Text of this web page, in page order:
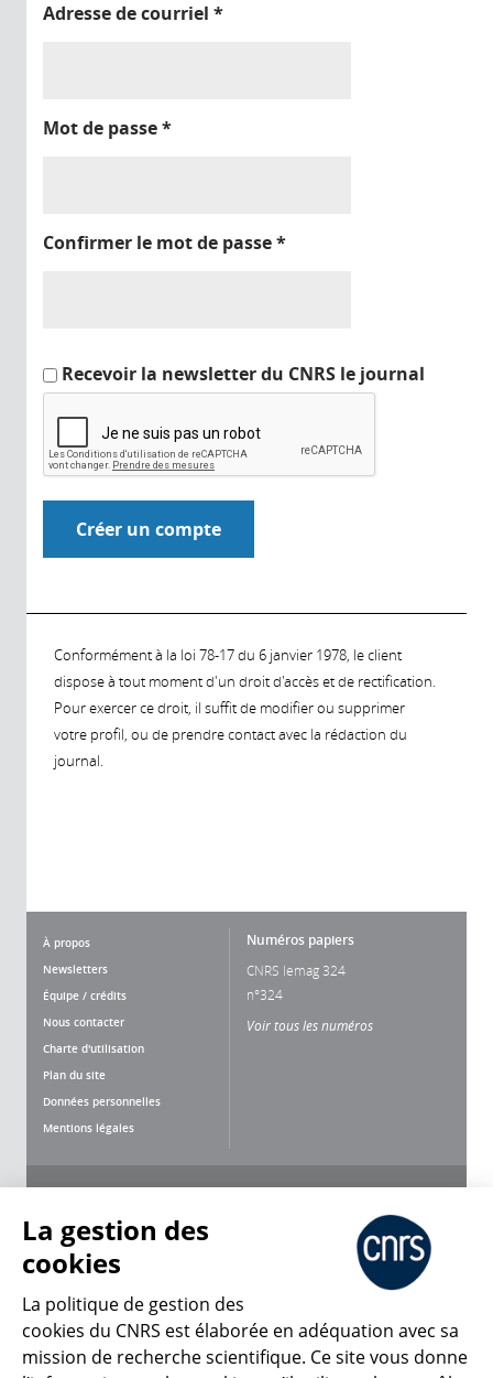
Adresse de courriel *
Mot de passe*
Confirmer le mot de passe*
Recevoir la newsletter du CNRS le journal
Conformément à la loi 78-17 du 6 janvier 1978, le client
dispose à tout moment d'un droit d'accès et de rectification.
Pour exercer ce droit, il suffit de modifier ou supprimer
votre profil, ou de prendre contact avec la rédaction du
journal.
À propos
Newsletters
Équipe / crédits
Nous contacter
Charte d'utilisation
Plan du site
Données personnelles
Mentions légales
Numéros papiers
CNRS lemag 324
n°324
Voir tous les numéros
CNRS Le Mag
La gestion des
cookies
La politique de gestion des
cookies du CNRS est élaborée en adéquation avec sa
mission de recherche scientifique. Ce site vous donne